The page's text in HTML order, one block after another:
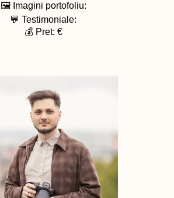
🖼️ Imagini portofoliu:
💬 Testimoniale:
💰 Pret: €